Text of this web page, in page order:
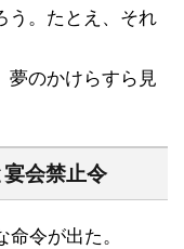
う。たとえ、それ
夢のかけらすら見
会禁止令
令が出た。